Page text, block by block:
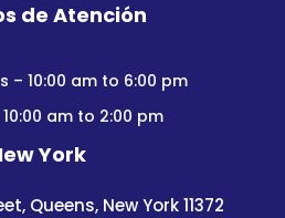
de Atención
– 10:00 am to 6:00 pm
am to 2:00 pm
York
Queens, New York 11372